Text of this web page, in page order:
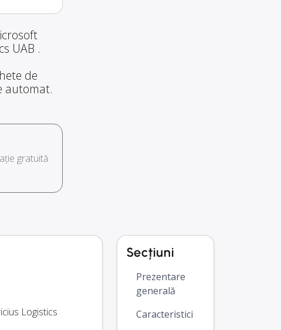
UAB .
de
automat.
gratuită
Logistics
Secțiuni
Prezentare
generală
Caracteristici